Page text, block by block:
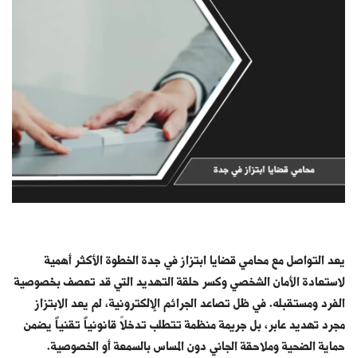
يعد التواصل معمحامي قضايا ابتزاز في جدةالخطوة الأكثر أهمية
لاستعادة الأمان الشخصي وكسر حلقة التهديد التي قد تعصف بخصوصية
الفرد ومستقبله. في ظل تصاعد الجرائم الإلكترونية، لم يعد الابتزاز
مجرد تهديد عابر، بل جريمة منظمة تتطلب تدخلاً قانونياً تقنياً يضمن
حماية الضحية وملاحقة الجاني دون المساس بالسمعة أو الخصوصية.